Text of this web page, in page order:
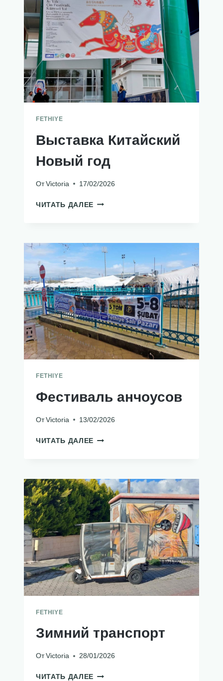
FETHIYE
Выставка Китайский
Новый год
От Victoria 17/02/2026
ЧИТАТЬ ДАЛЕЕ ВЫСТАВКА
FETHIYE
Фестиваль анчоусов
От Victoria 13/02/2026
ЧИТАТЬ ДАЛЕЕ ФЕСТИВАЛЬ
FETHIYE
Зимний транспорт
От Victoria 28/01/2026
ЧИТАТЬ ДАЛЕЕ ЗИМНИЙ